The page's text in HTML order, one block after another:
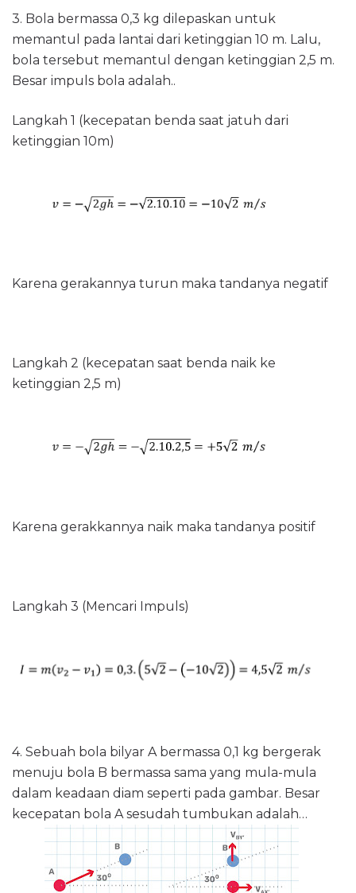
3. Bola bermassa 0,3 kg dilepaskan untuk
memantul pada lantai dari ketinggian 10 m. Lalu,
bola tersebut memantul dengan ketinggian 2,5 m.
Besar impuls bola adalah..
Langkah 1 (kecepatan benda saat jatuh dari
ketinggian 10m)
Karena gerakannya turun maka tandanya negatif
Langkah 2 (kecepatan saat benda naik ke
ketinggian 2,5 m)
Karena gerakkannya naik maka tandanya positif
Langkah 3 (Mencari Impuls)
4. Sebuah bola bilyar A bermassa 0,1 kg bergerak
menuju bola B bermassa sama yang mula-mula
dalam keadaan diam seperti pada gambar. Besar
kecepatan bola A sesudah tumbukan adalah…